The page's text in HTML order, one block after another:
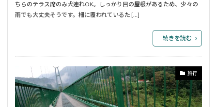
ちらのテラス席のみ犬連れOK。しっかり目の屋根があるため、少々の
雨でも大丈夫そうです。柵に覆われているた […]
続きを読む
旅行